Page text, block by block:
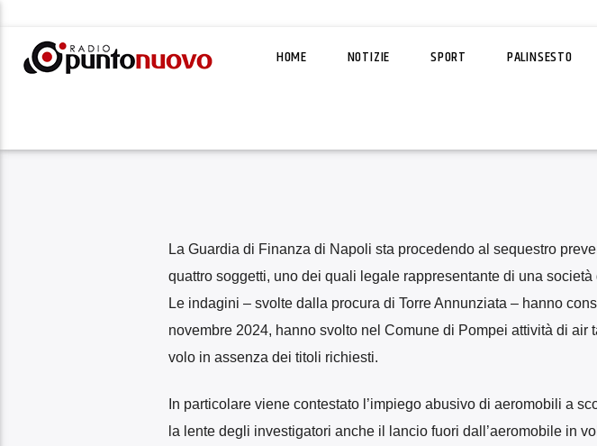
HOME NOTIZIE SPORT PALINSESTO
La Guardia di Finanza di Napoli sta procedendo al sequestro
quattro soggetti, uno dei quali legale rappresentante di una società
Le indagini – svolte dalla procura di Torre Annunziata – hanno
novembre 2024, hanno svolto nel Comune di Pompei attività di air
volo in assenza dei titoli richiesti.
In particolare viene contestato l’impiego abusivo di aeromobili a
la lente degli investigatori anche il lancio fuori dall’aeromobile in